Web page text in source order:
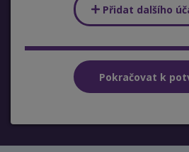
Přidat dalšího